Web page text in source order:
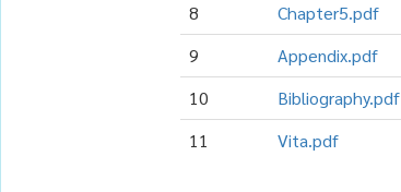
8
Chapter5.pdf
9
Appendix.pdf
10
Bibliography.pdf
11
Vita.pdf